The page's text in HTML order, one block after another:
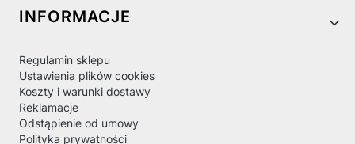
Linki w stopce
INFORMACJE
Regulamin sklepu
Ustawienia plików cookies
Koszty i warunki dostawy
Reklamacje
Odstąpienie od umowy
Polityka prywatności